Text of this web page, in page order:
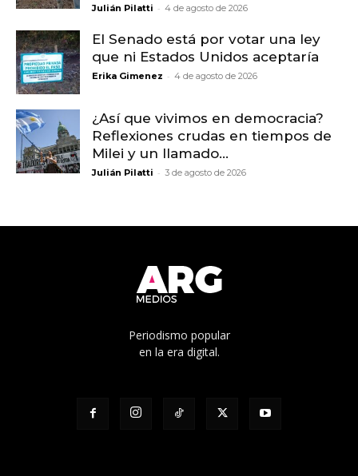
Julián Pilatti - 4 de agosto de 2026
El Senado está por votar una ley
que ni Estados Unidos aceptaría
Erika Gimenez - 4 de agosto de 2026
¿Así que vivimos en democracia?
Reflexiones crudas en tiempos de
Milei y un llamado...
Julián Pilatti - 3 de agosto de 2026
Periodismo popular
en la era digital.